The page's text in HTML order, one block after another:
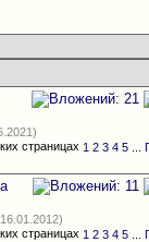
1 2 3 4 5 ...
1 2 3 4 5 ...